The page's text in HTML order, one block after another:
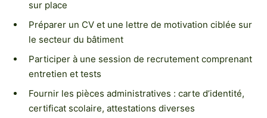
sur place
Préparer un CV et une lettre de motivation ciblée sur
le secteur du bâtiment
Participer à une session de recrutement comprenant
entretien et tests
Fournir les pièces administratives : carte d’identité,
certificat scolaire, attestations diverses